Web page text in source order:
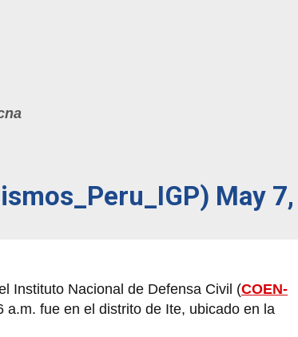
May 7,
Instituto Nacional de Defensa Civil (COEN-
fue en el distrito de Ite, ubicado en la